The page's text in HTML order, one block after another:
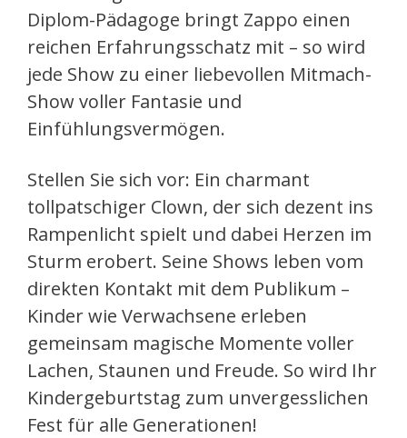
Diplom-Pädagoge bringt Zappo einen
reichen Erfahrungsschatz mit – so wird
jede Show zu einer liebevollen Mitmach-
Show voller Fantasie und
Einfühlungsvermögen.
Stellen Sie sich vor: Ein charmant
tollpatschiger Clown, der sich dezent ins
Rampenlicht spielt und dabei Herzen im
Sturm erobert. Seine Shows leben vom
direkten Kontakt mit dem Publikum –
Kinder wie Verwachsene erleben
gemeinsam magische Momente voller
Lachen, Staunen und Freude. So wird Ihr
Kindergeburtstag zum unvergesslichen
Fest für alle Generationen!